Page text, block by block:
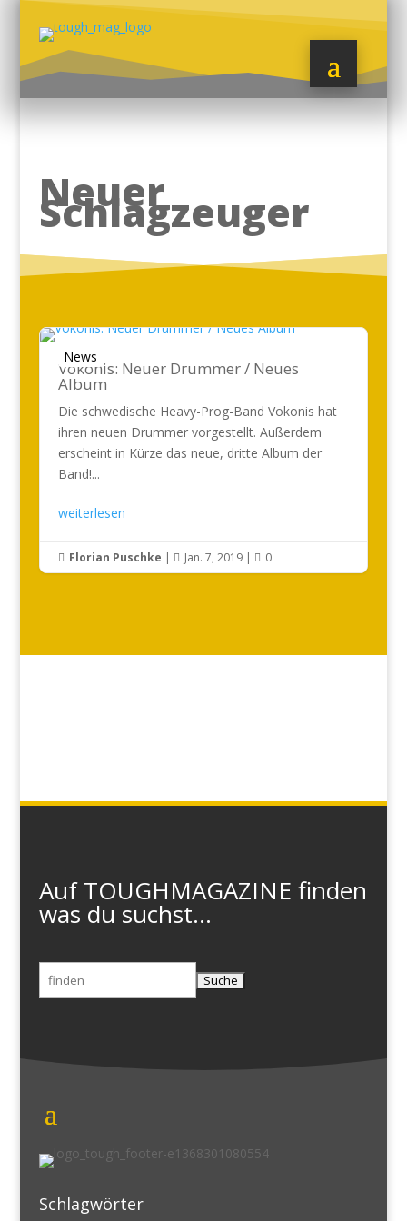
Neuer
Schlagzeuger
News
Vokonis: Neuer Drummer / Neues
Album
Die schwedische Heavy-Prog-Band Vokonis hat
ihren neuen Drummer vorgestellt. Außerdem
erscheint in Kürze das neue, dritte Album der
Band!...
weiterlesen
 Florian Puschke |  Jan. 7, 2019|  0
Auf TOUGHMAGAZINE finden
was du suchst...
Suchen
nach:
Schlagwörter